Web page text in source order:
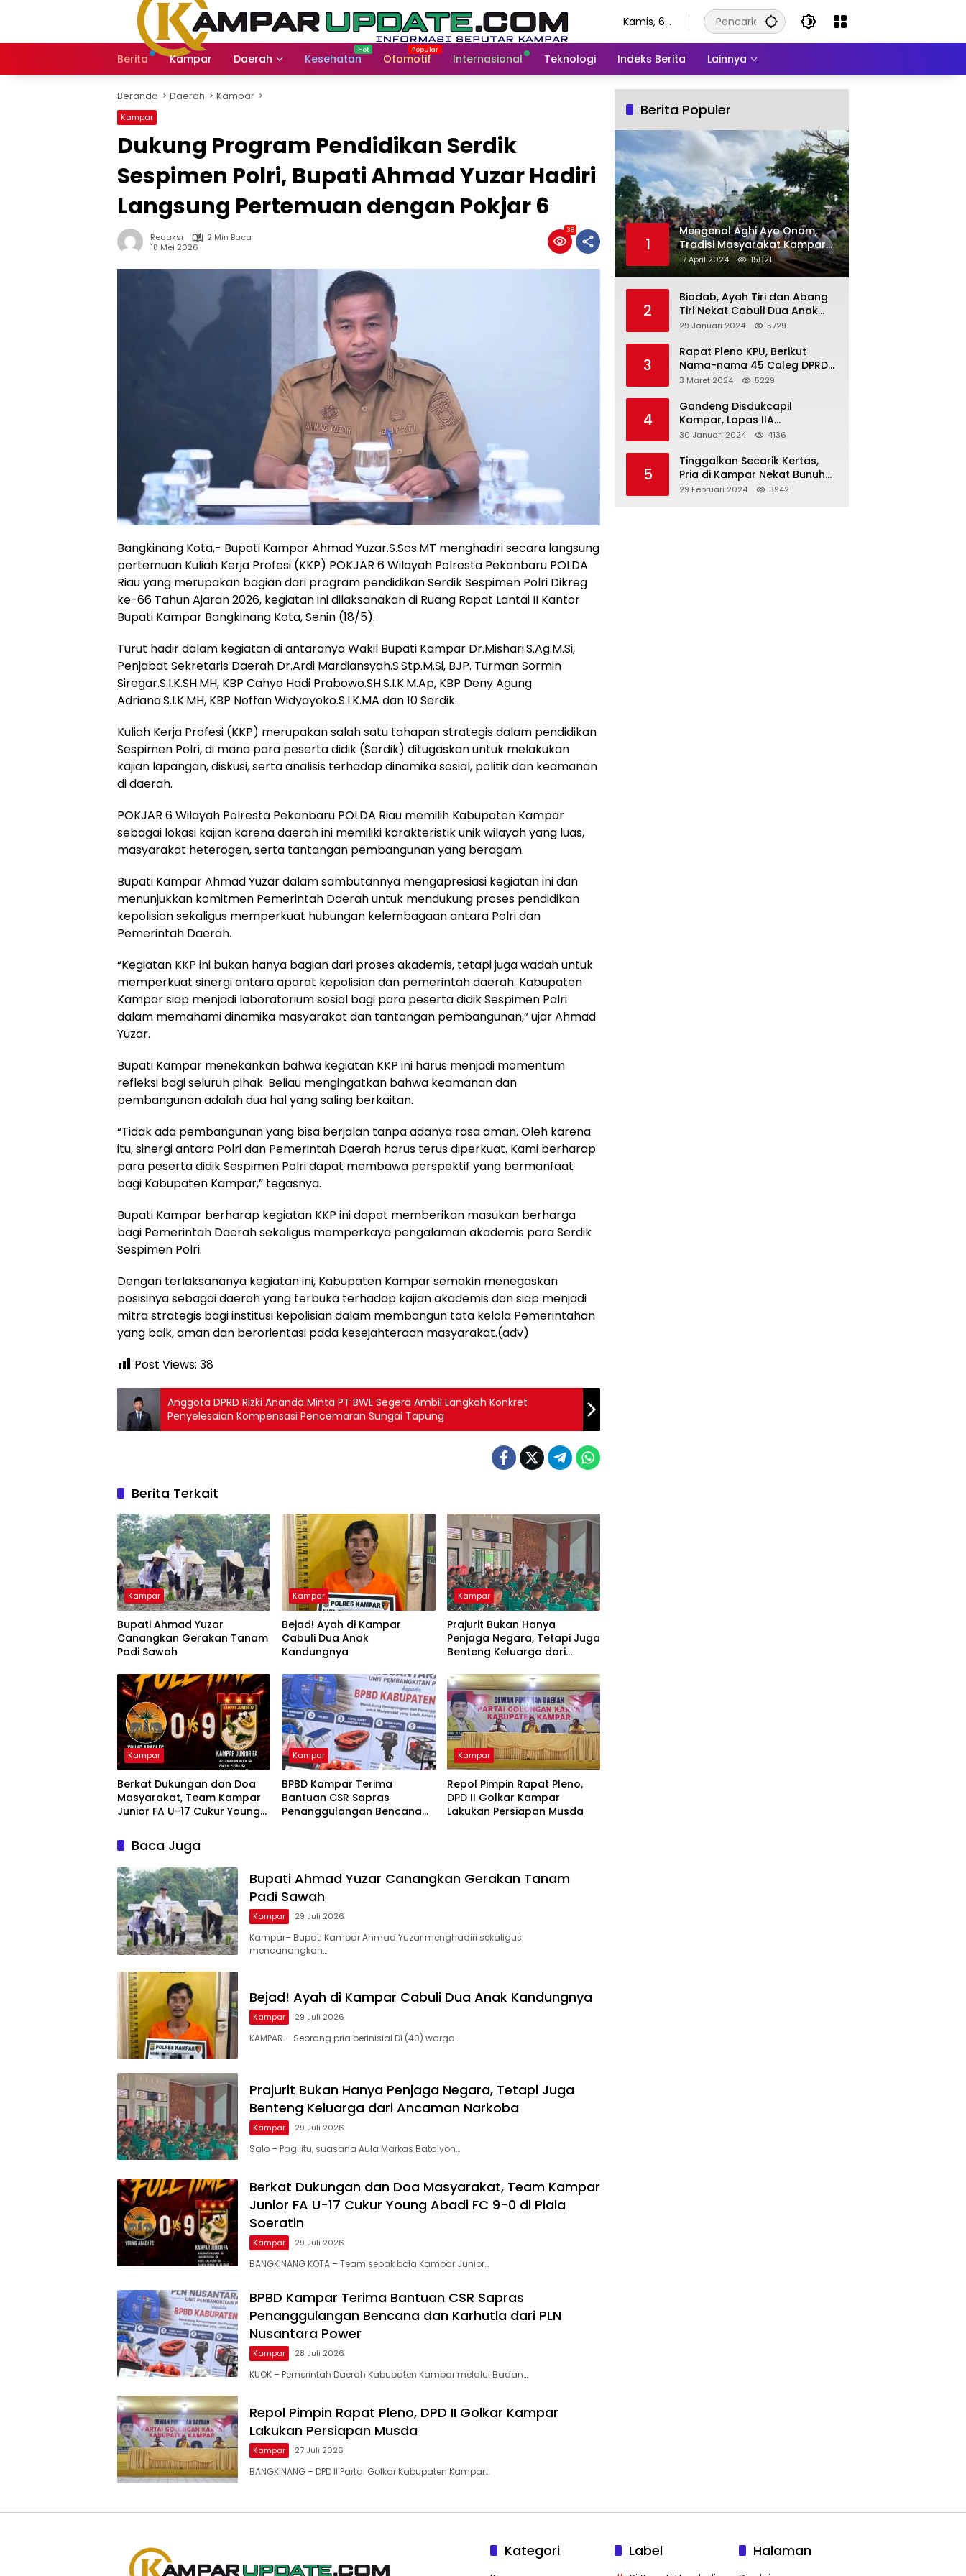
Kamis, 6
2026
Berita Kampar Daerah Kesehatan Otomotif Internasional Teknologi Indeks Berita Lainnya
Beranda Daerah Kampar
Kampar
Dukung Program Pendidikan Serdik
Sespimen Polri, Bupati Ahmad Yuzar Hadiri
Langsung Pertemuan dengan Pokjar 6
Redaksi
2 Min Baca
18 Mei 2026
38
Bangkinang Kota,- Bupati Kampar Ahmad Yuzar.S.Sos.MT menghadiri secara langsung
pertemuan Kuliah Kerja Profesi (KKP) POKJAR 6 Wilayah Polresta Pekanbaru POLDA
Riau yang merupakan bagian dari program pendidikan Serdik Sespimen Polri Dikreg
ke-66 Tahun Ajaran 2026, kegiatan ini dilaksanakan di Ruang Rapat Lantai II Kantor
Bupati Kampar Bangkinang Kota, Senin (18/5).
Turut hadir dalam kegiatan di antaranya Wakil Bupati Kampar Dr.Mishari.S.Ag.M.Si,
Penjabat Sekretaris Daerah Dr.Ardi Mardiansyah.S.Stp.M.Si, BJP. Turman Sormin
Siregar.S.I.K.SH.MH, KBP Cahyo Hadi Prabowo.SH.S.I.K.M.Ap, KBP Deny Agung
Adriana.S.I.K.MH, KBP Noffan Widyayoko.S.I.K.MA dan 10 Serdik.
Kuliah Kerja Profesi (KKP) merupakan salah satu tahapan strategis dalam pendidikan
Sespimen Polri, di mana para peserta didik (Serdik) ditugaskan untuk melakukan
kajian lapangan, diskusi, serta analisis terhadap dinamika sosial, politik dan keamanan
di daerah.
POKJAR 6 Wilayah Polresta Pekanbaru POLDA Riau memilih Kabupaten Kampar
sebagai lokasi kajian karena daerah ini memiliki karakteristik unik wilayah yang luas,
masyarakat heterogen, serta tantangan pembangunan yang beragam.
Bupati Kampar Ahmad Yuzar dalam sambutannya mengapresiasi kegiatan ini dan
menunjukkan komitmen Pemerintah Daerah untuk mendukung proses pendidikan
kepolisian sekaligus memperkuat hubungan kelembagaan antara Polri dan
Pemerintah Daerah.
“Kegiatan KKP ini bukan hanya bagian dari proses akademis, tetapi juga wadah untuk
memperkuat sinergi antara aparat kepolisian dan pemerintah daerah. Kabupaten
Kampar siap menjadi laboratorium sosial bagi para peserta didik Sespimen Polri
dalam memahami dinamika masyarakat dan tantangan pembangunan,” ujar Ahmad
Yuzar.
Bupati Kampar menekankan bahwa kegiatan KKP ini harus menjadi momentum
refleksi bagi seluruh pihak. Beliau mengingatkan bahwa keamanan dan
pembangunan adalah dua hal yang saling berkaitan.
“Tidak ada pembangunan yang bisa berjalan tanpa adanya rasa aman. Oleh karena
itu, sinergi antara Polri dan Pemerintah Daerah harus terus diperkuat. Kami berharap
para peserta didik Sespimen Polri dapat membawa perspektif yang bermanfaat
bagi Kabupaten Kampar,” tegasnya.
Bupati Kampar berharap kegiatan KKP ini dapat memberikan masukan berharga
bagi Pemerintah Daerah sekaligus memperkaya pengalaman akademis para Serdik
Sespimen Polri.
Dengan terlaksananya kegiatan ini, Kabupaten Kampar semakin menegaskan
posisinya sebagai daerah yang terbuka terhadap kajian akademis dan siap menjadi
mitra strategis bagi institusi kepolisian dalam membangun tata kelola Pemerintahan
yang baik, aman dan berorientasi pada kesejahteraan masyarakat.(adv)
Post Views: 38
Anggota DPRD Rizki Ananda Minta PT BWL Segera Ambil Langkah Konkret
Penyelesaian Kompensasi Pencemaran Sungai Tapung
Berita Terkait
Kampar
Bupati Ahmad Yuzar
Canangkan Gerakan Tanam
Padi Sawah
Kampar
Bejad! Ayah di Kampar
Cabuli Dua Anak
Kandungnya
Kampar
Prajurit Bukan Hanya
Penjaga Negara, Tetapi Juga
Benteng Keluarga dari
Kampar
Berkat Dukungan dan Doa
Masyarakat, Team Kampar
Junior FA U-17 Cukur Young
Soeratin
Kampar
BPBD Kampar Terima
Bantuan CSR Sapras
Penanggulangan Bencana
Kampar
Repol Pimpin Rapat Pleno,
DPD II Golkar Kampar
Lakukan Persiapan Musda
Baca Juga
Bupati Ahmad Yuzar Canangkan Gerakan Tanam
Padi Sawah
Kampar 29 Juli 2026
Kampar– Bupati Kampar Ahmad Yuzar menghadiri sekaligus
mencanangkan…
Bejad! Ayah di Kampar Cabuli Dua Anak Kandungnya
Kampar 29 Juli 2026
KAMPAR – Seorang pria berinisial DI (40) warga…
Prajurit Bukan Hanya Penjaga Negara, Tetapi Juga
Benteng Keluarga dari Ancaman Narkoba
Kampar 29 Juli 2026
Salo – Pagi itu, suasana Aula Markas Batalyon…
Berkat Dukungan dan Doa Masyarakat, Team Kampar
Junior FA U-17 Cukur Young Abadi FC 9-0 di Piala
Soeratin
Kampar 29 Juli 2026
BANGKINANG KOTA – Team sepak bola Kampar Junior…
BPBD Kampar Terima Bantuan CSR Sapras
Penanggulangan Bencana dan Karhutla dari PLN
Nusantara Power
Kampar 28 Juli 2026
KUOK – Pemerintah Daerah Kabupaten Kampar melalui Badan…
Repol Pimpin Rapat Pleno, DPD II Golkar Kampar
Lakukan Persiapan Musda
Kampar 27 Juli 2026
BANGKINANG – DPD II Partai Golkar Kabupaten Kampar…
Berita Populer
1
Mengenal Aghi Ayo Onam,
Tradisi Masyarakat Kampar
Setelah Hari Raya Idul Fitri
17 April 2024 15021
2
Biadab, Ayah Tiri dan Abang
Tiri Nekat Cabuli Dua Anak
Dibawah Umur
29 Januari 2024 5729
3
Rapat Pleno KPU, Berikut
Nama-nama 45 Caleg DPRD
3 Maret 2024 5229
4
Gandeng Disdukcapil
Kampar, Lapas IIA
Bangkinang Lakukan
WBP
30 Januari 2024 4136
5
Tinggalkan Secarik Kertas,
Pria di Kampar Nekat Bunuh
Diri
29 Februari 2024 3942
Kategori Label Halaman